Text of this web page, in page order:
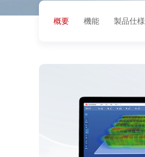
概要 機能 製品仕様